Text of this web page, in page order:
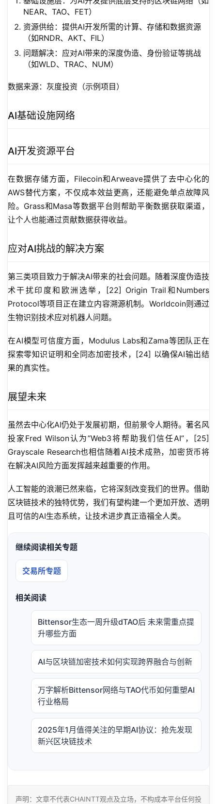
NEAR、TAO、FET）
资源供给：提供AI开发所需的计算、存储和数据资源
（如RNDR、AKT、FIL）
问题解决：应对AI带来的深度伪造、身份验证等挑战
（如WLD、TRAC、NUM）
数据来源：灰度投资（示例项目）
AI基础设施网络
AI开发资源平台
在数据存储方面，Filecoin和Arweave提供了去中心化的
AWS替代方案，不仅成本效益更高，还能避免单点故障风
险。Grass和Masa等数据平台则帮助平衡数据获取渠道，
让个人也能通过贡献数据获得收益。
应对AI挑战的解决方案
第三类项目致力于解决AI带来的社会问题。随着深度伪造技
术干扰印度和欧洲选举，[22] Origin Trail和Numbers
Protocol等项目正在建立内容溯源机制。Worldcoin则通过
生物识别技术应对机器人问题。
在AI模型可信度方面，Modulus Labs和Zama等团队正在
探索零知识证明和全同态加密技术，[24] 以确保AI输出结
果的真实性。
展望未来
虽然去中心化AI仍处于发展初期，但前景令人期待。著名风
投家Fred Wilson认为”Web3将帮助我们信任AI”，[25]
Grayscale Research也相信随着AI技术成熟，加密货币将
在解决AI风险方面发挥越来越重要的作用。
人工智能的浪潮已然来临，它将深刻改变我们的世界。借助
区块链技术的独特优势，我们有望构建一个更加开放、透明
且可信的AI生态系统，让技术进步真正造福全人类。
继续阅读相关专题
交易所专题
相关阅读
Bittensor生态一周升级dTAO后 未来需重点提
升哪些方面
AI与区块链加密技术如何实现跨界融合与创新
万字解析Bittensor网络与TAO代币如何重塑AI
行业格局
2025年1月值得关注的早期AI协议：抢先发现
新兴区块链技术
声明：文章不代表CHAINTT观点及立场，不构成本平台任何投